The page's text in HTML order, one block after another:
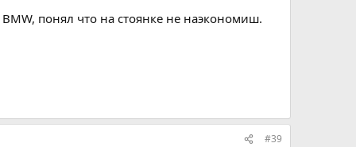
понял что на стоянке не наэкономиш.
#39